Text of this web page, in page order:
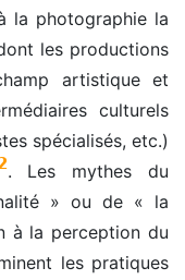
la photographie la
les productions
artistique et
culturels
spécialisés, etc.)
. Les mythes du
» ou de « la
à la perception du
les pratiques